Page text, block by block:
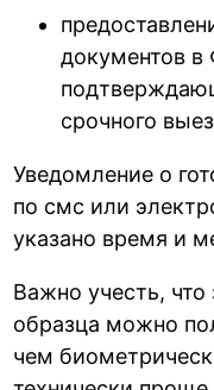
документов
срочного
Уведомление о
по смс или
указано время и
Важно учесть, что
образца можно
чем